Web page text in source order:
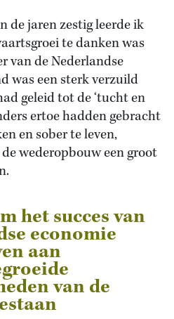
jaren zestig leerde ik
te danken was
van de Nederlandse
was een sterk verzuild
geleid tot de ‘tucht en
ertoe hadden gebracht
en sober te leven,
wederopbouw een groot
het succes van
economie
aan
van de